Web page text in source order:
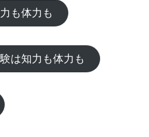
も体力も
は知力も体力も